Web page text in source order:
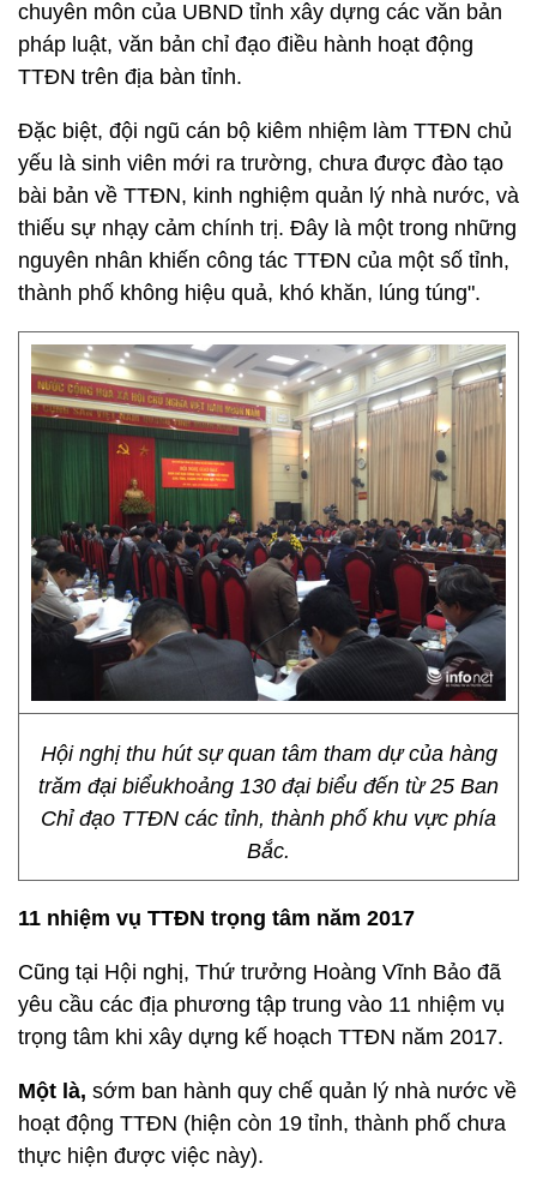
chuyên môn của UBND tỉnh xây dựng các văn bản
pháp luật, văn bản chỉ đạo điều hành hoạt động
TTĐN trên địa bàn tỉnh.
Đặc biệt, đội ngũ cán bộ kiêm nhiệm làm TTĐN chủ
yếu là sinh viên mới ra trường, chưa được đào tạo
bài bản về TTĐN, kinh nghiệm quản lý nhà nước, và
thiếu sự nhạy cảm chính trị. Đây là một trong những
nguyên nhân khiến công tác TTĐN của một số tỉnh,
thành phố không hiệu quả, khó khăn, lúng túng".
Hội nghị thu hút sự quan tâm tham dự của hàng
trăm đại biểukhoảng 130 đại biểu đến từ 25 Ban
Chỉ đạo TTĐN các tỉnh, thành phố khu vực phía
Bắc.
11 nhiệm vụ TTĐN trọng tâm năm 2017
Cũng tại Hội nghị, Thứ trưởng Hoàng Vĩnh Bảo đã
yêu cầu các địa phương tập trung vào 11 nhiệm vụ
trọng tâm khi xây dựng kế hoạch TTĐN năm 2017.
Một là, sớm ban hành quy chế quản lý nhà nước về
hoạt động TTĐN (hiện còn 19 tỉnh, thành phố chưa
thực hiện được việc này).